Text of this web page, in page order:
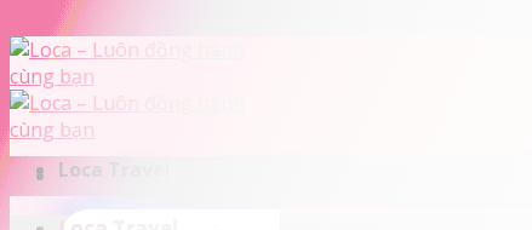
Skip to content
Loca Travel - Du lịch và lữ hành tốt nhất Đà Nẵng